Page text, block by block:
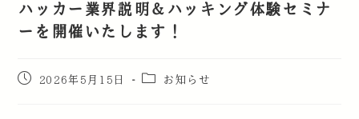
ハッカー業界説明＆ハッキング体験セミナ
ーを開催いたします！
2026年5月15日 お知らせ